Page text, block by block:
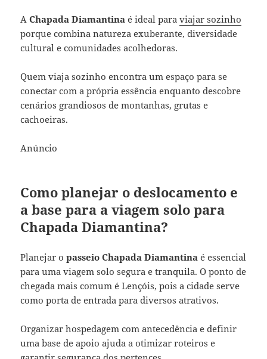
AChapada Diamantina é ideal paraviajar sozinho
porque combina natureza exuberante, diversidade
cultural e comunidades acolhedoras.
Quem viaja sozinho encontra um espaço para se
conectar com a própria essência enquanto descobre
cenários grandiosos de montanhas, grutas e
cachoeiras.
Anúncio
Como planejar o deslocamento e
a base para a viagem solo para
Chapada Diamantina?
Planejar opasseio Chapada Diamantina é essencial
para uma viagem solo segura e tranquila. O ponto de
chegada mais comum é Lençóis, pois a cidade serve
como porta de entrada para diversos atrativos.
Organizar hospedagem com antecedência e definir
uma base de apoio ajuda a otimizar roteiros e